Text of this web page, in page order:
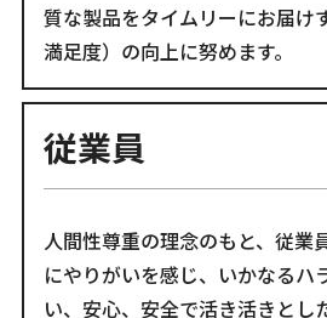
質な製品をタイムリーにお届け
満足度）の向上に努めます。
従業員
人間性尊重の理念のもと、従業
にやりがいを感じ、いかなるハ
い、安心、安全で活き活きとし